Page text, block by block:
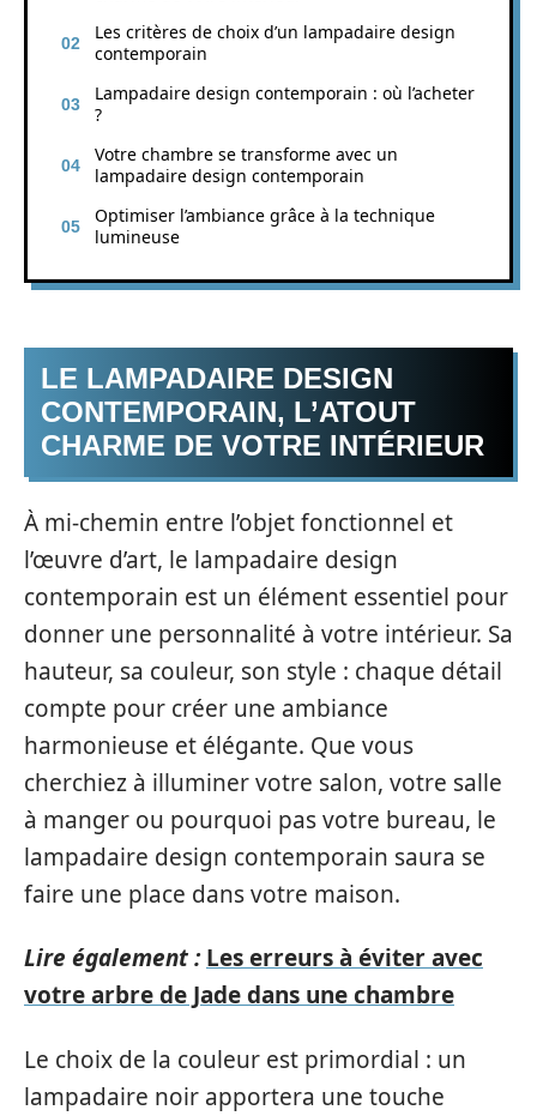
Les critères de choix d’un lampadaire design
contemporain
Lampadaire design contemporain : où l’acheter
?
Votre chambre se transforme avec un
lampadaire design contemporain
Optimiser l’ambiance grâce à la technique
lumineuse
LE LAMPADAIRE DESIGN
CONTEMPORAIN, L’ATOUT
CHARME DE VOTRE INTÉRIEUR
À mi-chemin entre l’objet fonctionnel et
l’œuvre d’art, le lampadaire design
contemporain est un élément essentiel pour
donner une personnalité à votre intérieur. Sa
hauteur, sa couleur, son style : chaque détail
compte pour créer une ambiance
harmonieuse et élégante. Que vous
cherchiez à illuminer votre salon, votre salle
à manger ou pourquoi pas votre bureau, le
lampadaire design contemporain saura se
faire une place dans votre maison.
Lire également : Les erreurs à éviter avec
votre arbre de Jade dans une chambre
Le choix de la couleur est primordial : un
lampadaire noir apportera une touche